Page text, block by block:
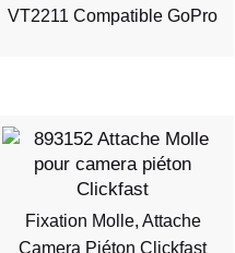
VT2211 Compatible GoPro
Fixation Molle, Attache
Camera Piéton Clickfast